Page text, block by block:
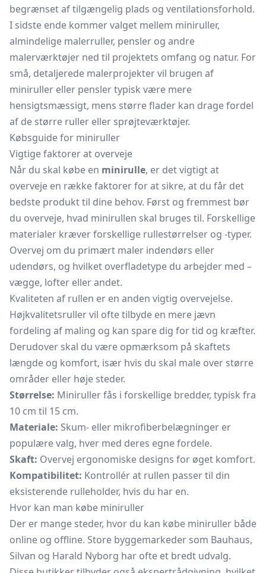
begrænset af tilgængelig plads og ventilationsforhold.
I sidste ende kommer valget mellem miniruller,
almindelige malerruller, pensler og andre
malerværktøjer ned til projektets omfang og natur. For
små, detaljerede malerprojekter vil brugen af
miniruller eller pensler typisk være mere
hensigtsmæssigt, mens større flader kan drage fordel
af de større ruller eller sprøjteværktøjer.
Købsguide for miniruller
Vigtige faktorer at overveje
Når du skal købe en minirulle, er det vigtigt at
overveje en række faktorer for at sikre, at du får det
bedste produkt til dine behov. Først og fremmest bør
du overveje, hvad minirullen skal bruges til. Forskellige
materialer kræver forskellige rullestørrelser og -typer.
Overvej om du primært maler indendørs eller
udendørs, og hvilket overfladetype du arbejder med –
vægge, lofter eller andet.
Kvaliteten af rullen er en anden vigtig overvejelse.
Højkvalitetsruller vil ofte tilbyde en mere jævn
fordeling af maling og kan spare dig for tid og kræfter.
Derudover skal du være opmærksom på skaftets
længde og komfort, især hvis du skal male over større
områder eller høje steder.
Størrelse: Miniruller fås i forskellige bredder, typisk fra
10 cm til 15 cm.
Materiale: Skum- eller mikrofiberbelægninger er
populære valg, hver med deres egne fordele.
Skaft: Overvej ergonomiske designs for øget komfort.
Kompatibilitet: Kontrollér at rullen passer til din
eksisterende rulleholder, hvis du har en.
Hvor kan man købe miniruller
Der er mange steder, hvor du kan købe miniruller både
online og offline. Store byggemarkeder som Bauhaus,
Silvan og Harald Nyborg har ofte et bredt udvalg.